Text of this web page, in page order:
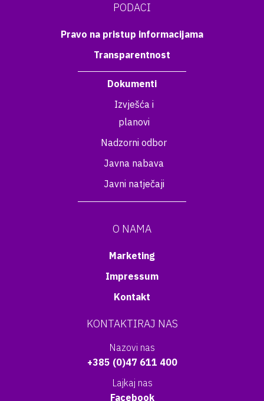
PODACI
Pravo na pristup informacijama
Transparentnost
Dokumenti
Izvješća i
planovi
Nadzorni odbor
Javna nabava
Javni natječaji
O NAMA
Marketing
Impressum
Kontakt
KONTAKTIRAJ NAS
Nazovi nas
+385 (0)47 611 400
Lajkaj nas
Facebook